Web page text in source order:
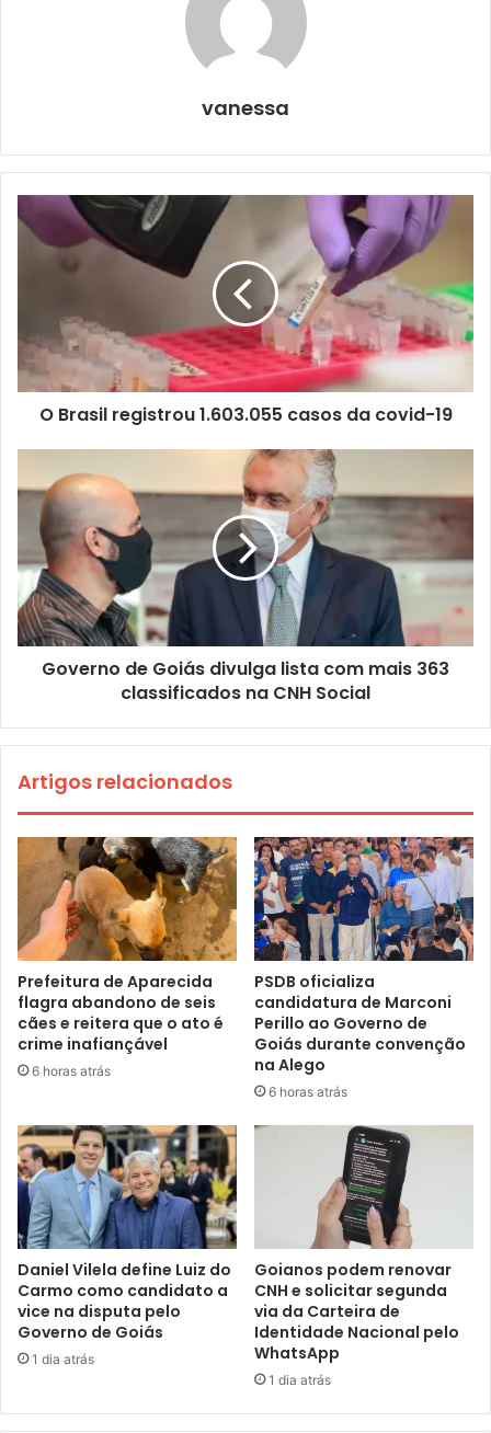
vanessa
O Brasil registrou 1.603.055 casos da covid-19
Governo de Goiás divulga lista com mais 363
classificados na CNH Social
Artigos relacionados
Prefeitura de Aparecida
flagra abandono de seis
cães e reitera que o ato é
crime inafiançável
6 horas atrás
PSDB oficializa
candidatura de Marconi
Perillo ao Governo de
Goiás durante convenção
na Alego
6 horas atrás
Daniel Vilela define Luiz do
Carmo como candidato a
vice na disputa pelo
Governo de Goiás
1 dia atrás
Goianos podem renovar
CNH e solicitar segunda
via da Carteira de
Identidade Nacional pelo
WhatsApp
1 dia atrás